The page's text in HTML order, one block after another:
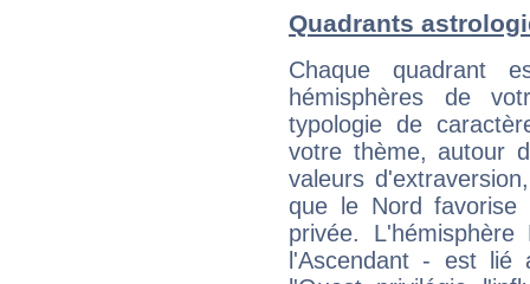
Quadrants
Chaque quadrant
hémisphères de
typologie de
votre thème, autour
valeurs
que le Nord favorise
privée.
l'Ascendant - est